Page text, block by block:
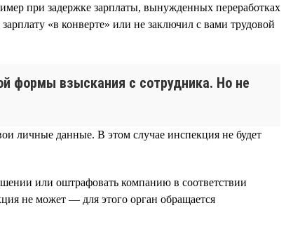
при задержке зарплаты, вынужденных переработках
«в конверте» или не заключил с вами трудовой
формы взыскания с сотрудника. Но не
личные данные. В этом случае инспекция не будет
или оштрафовать компанию в соответствии
не может — для этого орган обращается